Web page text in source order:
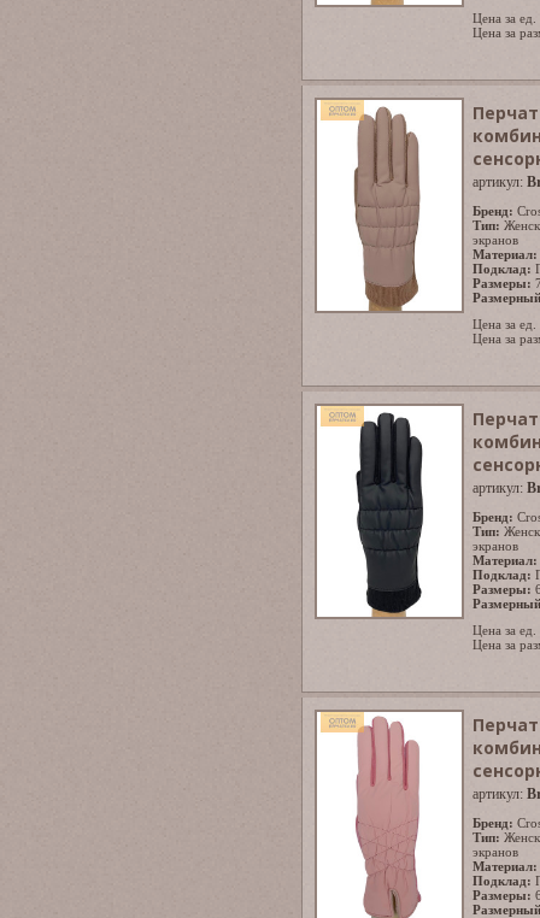
Цена за
Цена за
артикул:
Бренд:
Тип:
экранов
Материал:
Подклад:
Размеры:
Цена за
Цена за
артикул:
Бренд:
Тип:
экранов
Материал:
Подклад:
Размеры:
Цена за
Цена за
артикул:
Бренд:
Тип:
экранов
Материал:
Подклад:
Размеры: